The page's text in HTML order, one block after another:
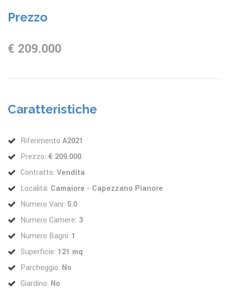
Prezzo
€ 209.000
Caratteristiche
Riferimento A2021
Prezzo: € 209.000
Contratto: Vendita
Località: Camaiore - Capezzano Pianore
Numero Vani: 5.0
Numero Camere: 3
Numero Bagni: 1
Superficie: 121 mq
Parcheggio: No
Giardino: No